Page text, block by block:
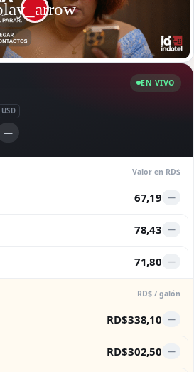
EN VIVO
USD
—
Valor en RD$
67,19 —
78,43 —
71,80 —
RD$ / galón
RD$338,10 —
RD$302,50 —